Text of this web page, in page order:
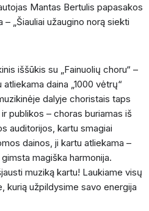
Mantas Bertulis papasakos
„Šiauliai užaugino norą siekti
iššūkis su „Fainuolių choru“ –
daina „1000 vėtrų“
dalyje choristais taps
publikos – choras buriamas iš
auditorijos, kartu smagiai
dainos, ji kartu atliekama –
magiška harmonija.
muziką kartu! Laukiame visų
kurią užpildysime savo energija